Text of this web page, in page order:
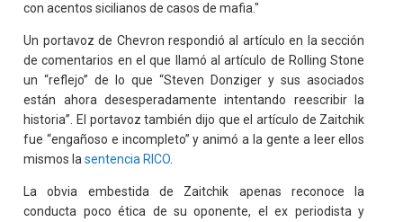
con acentos sicilianos de casos de mafia."
Un portavoz de Chevron respondió al artículo en la sección
de comentarios en el que llamó al artículo de Rolling Stone
un “reflejo” de lo que “Steven Donziger y sus asociados
están ahora desesperadamente intentando reescribir la
historia”. El portavoz también dijo que el artículo de Zaitchik
fue “engañoso e incompleto” y animó a la gente a leer ellos
mismos lasentencia RICO
La obvia embestida de Zaitchik apenas reconoce la
conducta poco ética de su oponente, el ex periodista y